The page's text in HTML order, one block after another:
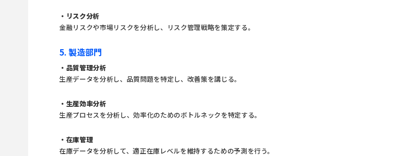
・リスク分析
金融リスクや市場リスクを分析し、リスク管理戦略を策定する。
5. 製造部門
・品質管理分析
生産データを分析し、品質問題を特定し、改善策を講じる。
・生産効率分析
生産プロセスを分析し、効率化のためのボトルネックを特定する。
・在庫管理
在庫データを分析して、適正在庫レベルを維持するための予測を行う。